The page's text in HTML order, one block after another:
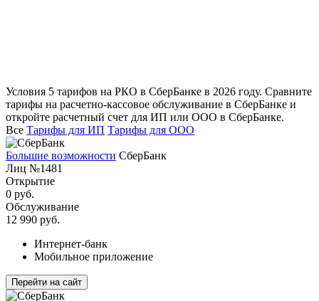
Условия 5 тарифов на РКО в СберБанке в 2026 году. Сравните
тарифы на расчетно-кассовое обслуживание в СберБанке и
откройте расчетный счет для ИП или ООО в СберБанке.
Все Тарифы для ИП Тарифы для ООО
Большие возможности СберБанк
Лиц №1481
Открытие
0 руб.
Обслуживание
12 990 руб.
Интернет-банк
Мобильное приложение
Перейти на сайт